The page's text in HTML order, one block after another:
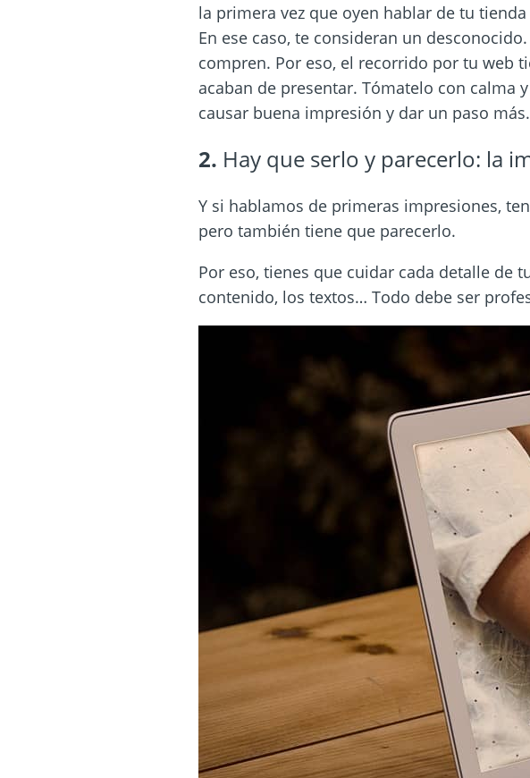
la primera vez que oyen hablar de tu
En ese caso, te consideran un
compren. Por eso, el recorrido por tu web
acaban de presentar. Tómatelo con calma
causar buena impresión y dar un paso más.
2. Hay que serlo y parecerlo: la
Y si hablamos de primeras impresiones,
pero también tiene que parecerlo.
Por eso, tienes que cuidar cada detalle de
contenido, los textos… Todo debe ser